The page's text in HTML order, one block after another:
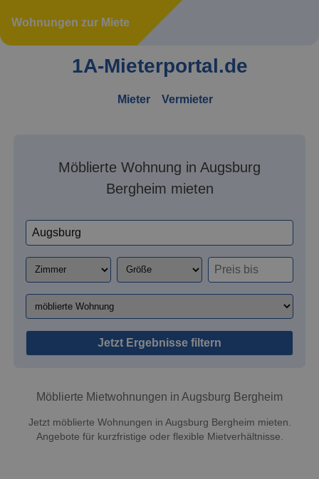
Wohnungen zur Miete
1A-Mieterportal.de
Mieter Vermieter
Möblierte Wohnung in Augsburg
Bergheim mieten
Jetzt Ergebnisse filtern
Möblierte Mietwohnungen in Augsburg Bergheim
Jetzt möblierte Wohnungen in Augsburg Bergheim mieten.
Angebote für kurzfristige oder flexible Mietverhältnisse.